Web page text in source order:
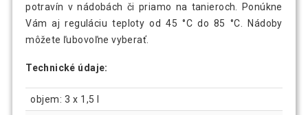
potravín v nádobách či priamo na tanieroch. Ponúkne
Vám aj reguláciu teploty od 45 °C do 85 °C. Nádoby
môžete ľubovoľne vyberať.
Technické údaje:
objem: 3 x 1,5 l